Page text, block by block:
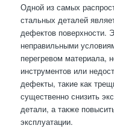
Одной из самых
стальных деталей
дефектов поверхности.
неправильными
перегревом материала,
инструментов или
дефекты, такие как
существенно снизить
детали, а также
эксплуатации.